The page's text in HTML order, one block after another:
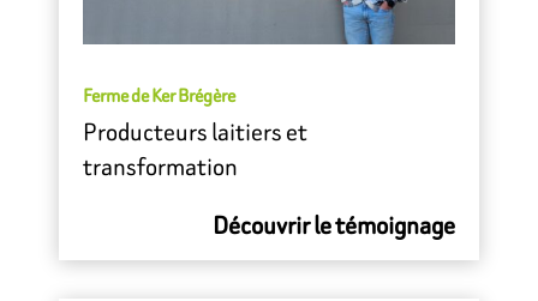
Ferme de Ker Brégère
Producteurs laitiers et
transformation
Découvrir le témoignage